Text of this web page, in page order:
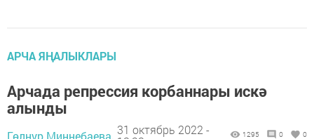
АРЧА ЯҢАЛЫКЛАРЫ
Арчада репрессия корбаннары искә
алынды
Гөлнур Миннебаева, 31 октябрь 2022 -
1295 0 0